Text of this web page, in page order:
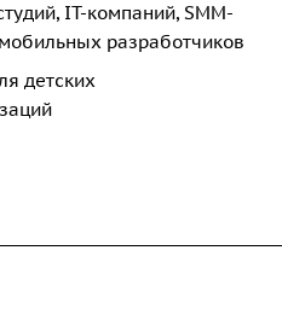
IT-компаний, SMM-
разработчиков
детских